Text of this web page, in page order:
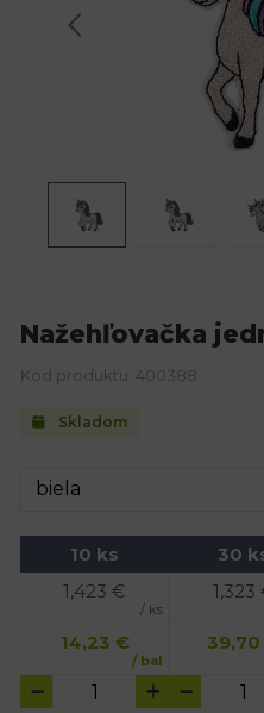
Nažehľovačka
Kód produktu: 400388
Skladom
10 ks
1,423 €
/ ks
14,23 €
/ bal
30
1,323
39,70